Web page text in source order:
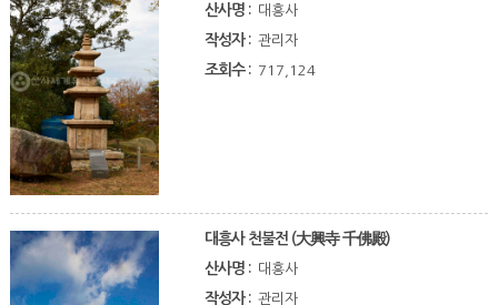
산사명 : 대흥사
작성자 : 관리자
조회수 : 717,124
대흥사 천불전 (大興寺 千佛殿)
산사명 : 대흥사
작성자 : 관리자